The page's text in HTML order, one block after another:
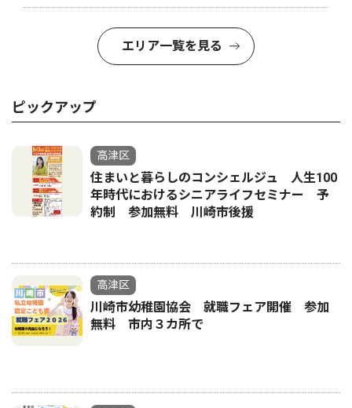
エリア一覧を見る
ピックアップ
高津区
住まいと暮らしのコンシェルジュ 人生100
年時代におけるシニアライフセミナー 予
約制 参加無料 川崎市後援
高津区
川崎市幼稚園協会 就職フェア開催 参加
無料 市内３カ所で